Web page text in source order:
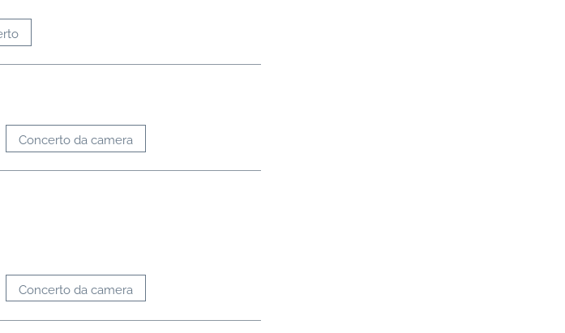
Concerto da camera
Concerto da camera